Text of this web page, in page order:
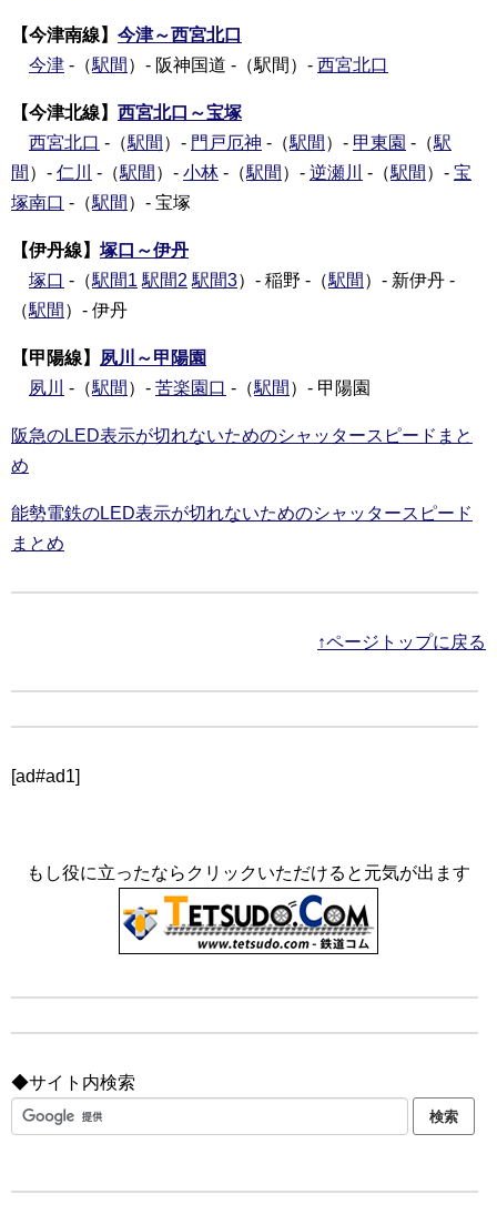
【今津南線】 今津～西宮北口
今津 -（駅間 ）- 阪神国道 -（駅間）- 西宮北口
【今津北線】 西宮北口～宝塚
西宮北口 -（駅間 ）- 門戸厄神 -（駅間 ）- 甲東園 -（駅
間 ）- 仁川 -（駅間 ）- 小林 -（駅間 ）- 逆瀬川 -（駅間 ）- 宝
塚南口 -（駅間 ）- 宝塚
【伊丹線】 塚口～伊丹
塚口 -（駅間1 駅間2 駅間3）- 稲野 -（駅間 ）- 新伊丹 -
（駅間 ）- 伊丹
【甲陽線】
夙川～甲陽園
夙川
-（駅間 ）- 苦楽園口 -（駅間 ）- 甲陽園
阪急のLED表示が切れないためのシャッタースピードまと
め
能勢電鉄のLED表示が切れないためのシャッタースピード
まとめ
↑ページトップに戻る
[ad#ad1]
もし役に立ったならクリックいただけると元気が出ます
◆サイト内検索